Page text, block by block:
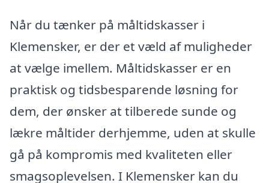
Når du tænker på måltidskasser i
Klemensker, er der et væld af muligheder
at vælge imellem. Måltidskasser er en
praktisk og tidsbesparende løsning for
dem, der ønsker at tilberede sunde og
lækre måltider derhjemme, uden at skulle
gå på kompromis med kvaliteten eller
smagsoplevelsen. I Klemensker kan du